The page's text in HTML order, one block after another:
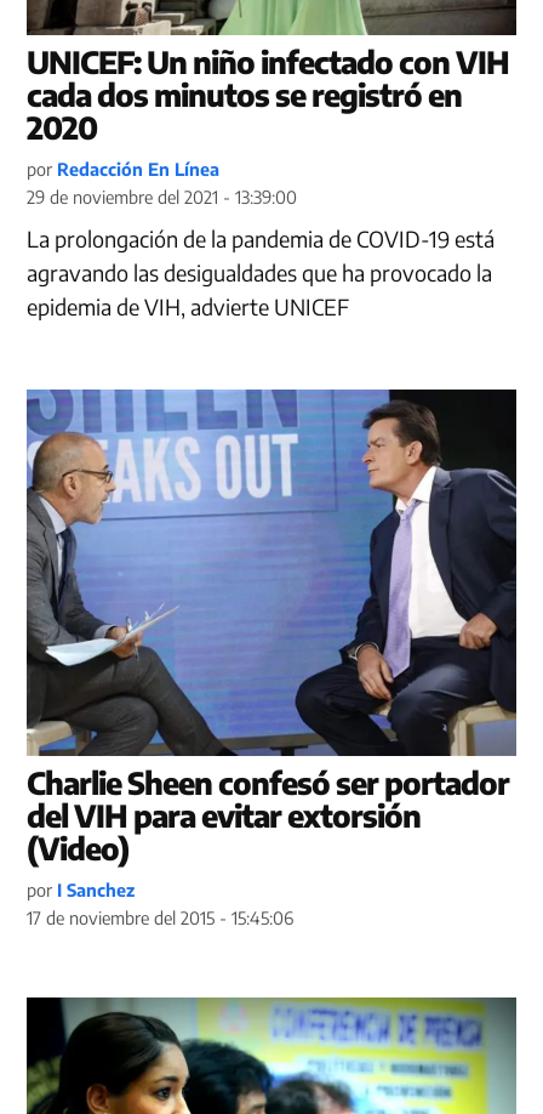
UNICEF: Un niño infectado con VIH
cada dos minutos se registró en
2020
por Redacción En Línea
29 de noviembre del 2021 - 13:39:00
La prolongación de la pandemia de COVID-19 está
agravando las desigualdades que ha provocado la
epidemia de VIH, advierte UNICEF
Charlie Sheen confesó ser portador
del VIH para evitar extorsión
(Video)
por I Sanchez
17 de noviembre del 2015 - 15:45:06